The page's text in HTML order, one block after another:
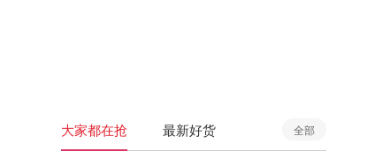
大家都在抢 最新好货 全部